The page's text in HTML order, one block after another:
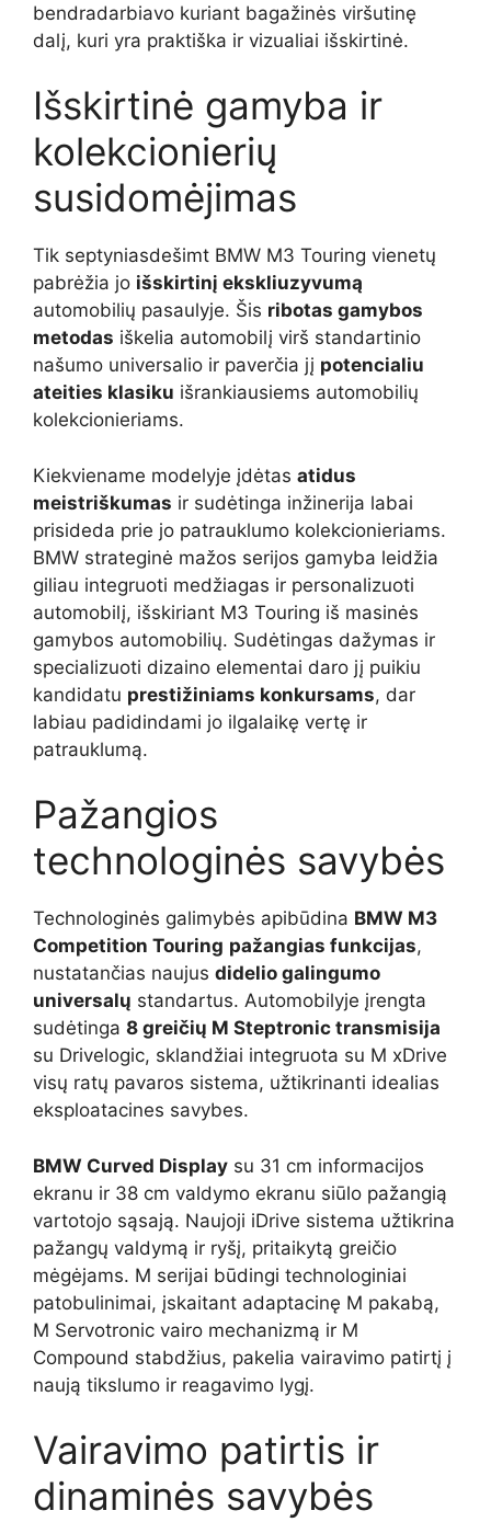
bendradarbiavo kuriant bagažinės viršutinę
dalį, kuri yra praktiška ir vizualiai išskirtinė.
Išskirtinė gamyba ir
kolekcionierių
susidomėjimas
Tik septyniasdešimt BMW M3 Touring vienetų
pabrėžia jo išskirtinį ekskliuzyvumą
automobilių pasaulyje. Šis ribotas gamybos
metodas iškelia automobilį virš standartinio
našumo universalio ir paverčia jį potencialiu
ateities klasiku išrankiausiems automobilių
kolekcionieriams.
Kiekviename modelyje įdėtas atidus
meistriškumas ir sudėtinga inžinerija labai
prisideda prie jo patrauklumo kolekcionieriams.
BMW strateginė mažos serijos gamyba leidžia
giliau integruoti medžiagas ir personalizuoti
automobilį, išskiriant M3 Touring iš masinės
gamybos automobilių. Sudėtingas dažymas ir
specializuoti dizaino elementai daro jį puikiu
kandidatu prestižiniams konkursams, dar
labiau padidindami jo ilgalaikę vertę ir
patrauklumą.
Pažangios
technologinės savybės
Technologinės galimybės apibūdina BMW M3
Competition Touring pažangias funkcijas,
nustatančias naujus didelio galingumo
universalų standartus. Automobilyje įrengta
sudėtinga 8 greičių M Steptronic transmisija
su Drivelogic, sklandžiai integruota su M xDrive
visų ratų pavaros sistema, užtikrinanti idealias
eksploatacines savybes.
BMW Curved Display su 31 cm informacijos
ekranu ir 38 cm valdymo ekranu siūlo pažangią
vartotojo sąsają. Naujoji iDrive sistema užtikrina
pažangų valdymą ir ryšį, pritaikytą greičio
mėgėjams. M serijai būdingi technologiniai
patobulinimai, įskaitant adaptacinę M pakabą,
M Servotronic vairo mechanizmą ir M
Compound stabdžius, pakelia vairavimo patirtį į
naują tikslumo ir reagavimo lygį.
Vairavimo patirtis ir
dinaminės savybės